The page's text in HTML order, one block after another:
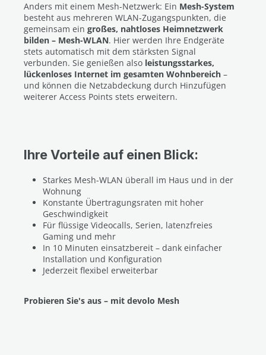
Anders mit einem Mesh-Netzwerk: Ein Mesh-System
besteht aus mehreren WLAN-Zugangspunkten, die
gemeinsam ein großes, nahtloses Heimnetzwerk
bilden – Mesh-WLAN. Hier werden Ihre Endgeräte
stets automatisch mit dem stärksten Signal
verbunden. Sie genießen also leistungsstarkes,
lückenloses Internet im gesamten Wohnbereich –
und können die Netzabdeckung durch Hinzufügen
weiterer Access Points stets erweitern.
Ihre Vorteile auf einen Blick:
Starkes Mesh-WLAN überall im Haus und in der
Wohnung
Konstante Übertragungsraten mit hoher
Geschwindigkeit
Für flüssige Videocalls, Serien, latenzfreies
Gaming und mehr
In 10 Minuten einsatzbereit – dank einfacher
Installation und Konfiguration
Jederzeit flexibel erweiterbar
Probieren Sie's aus – mit devolo Mesh